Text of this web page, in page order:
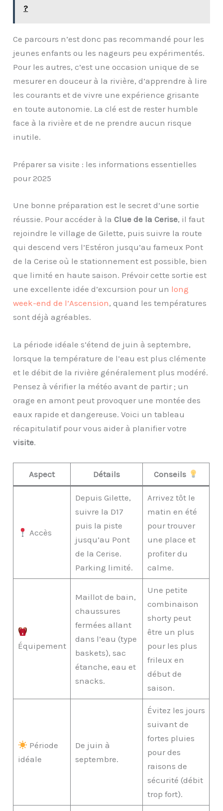
?
Ce parcours n’est donc pas recommandé pour les
jeunes enfants ou les nageurs peu expérimentés.
Pour les autres, c’est une occasion unique de se
mesurer en douceur à la rivière, d’apprendre à lire
les courants et de vivre une expérience grisante
en toute autonomie. La clé est de rester humble
face à la rivière et de ne prendre aucun risque
inutile.
Préparer sa visite : les informations essentielles
pour 2025
Une bonne préparation est le secret d’une sortie
réussie. Pour accéder à laClue de la Cerise, il faut
rejoindre le village de Gilette, puis suivre la route
qui descend vers l’Estéron jusqu’au fameux Pont
de la Cerise où le stationnement est possible, bien
que limité en haute saison. Prévoir cette sortie est
une excellente idée d’excursion pour un long
week-end de l’Ascension, quand les températures
sont déjà agréables.
La période idéale s’étend de juin à septembre,
lorsque la température de l’eau est plus clémente
et le débit de la rivière généralement plus modéré.
Pensez à vérifier la météo avant de partir ; un
orage en amont peut provoquer une montée des
eaux rapide et dangereuse. Voici un tableau
récapitulatif pour vous aider à planifier votre
visite.
Aspect Détails Conseils
Accès
Depuis Gilette,
suivre la D17
puis la piste
jusqu’au Pont
de la Cerise.
Parking limité.
Arrivez tôt le
matin en été
pour trouver
une place et
profiter du
calme.
Équipement
Maillot de bain,
chaussures
fermées allant
dans l’eau (type
baskets), sac
étanche, eau et
snacks.
Une petite
combinaison
shorty peut
être un plus
pour les plus
frileux en
début de
saison.
Période
idéale
De juin à
septembre.
Évitez les jours
suivant de
fortes pluies
pour des
raisons de
sécurité (débit
trop fort).